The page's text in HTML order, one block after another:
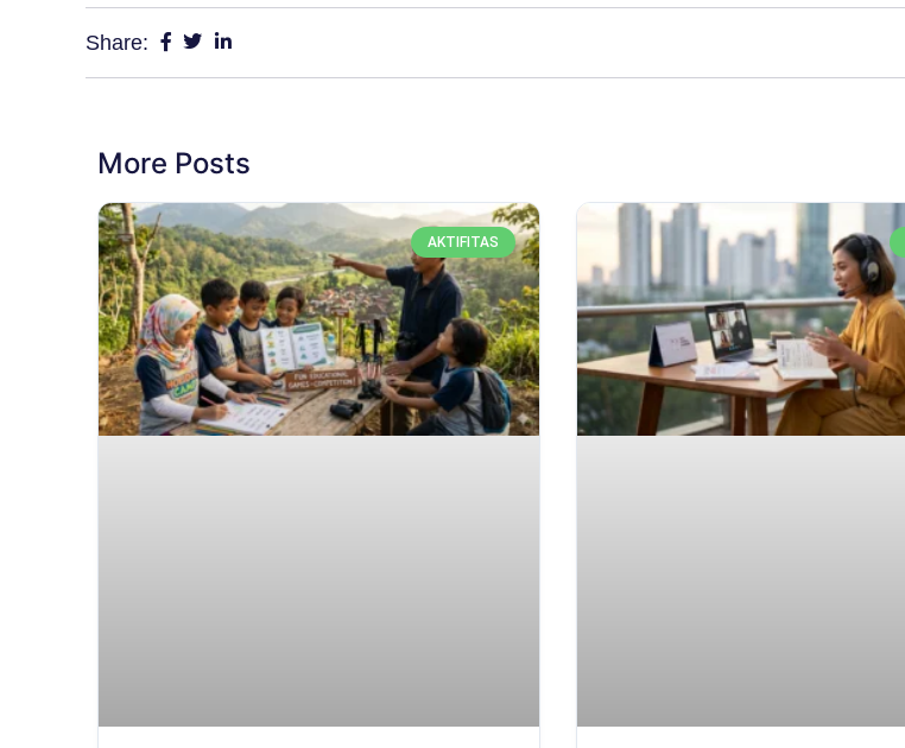
Share:
More Posts
AKTIFITAS